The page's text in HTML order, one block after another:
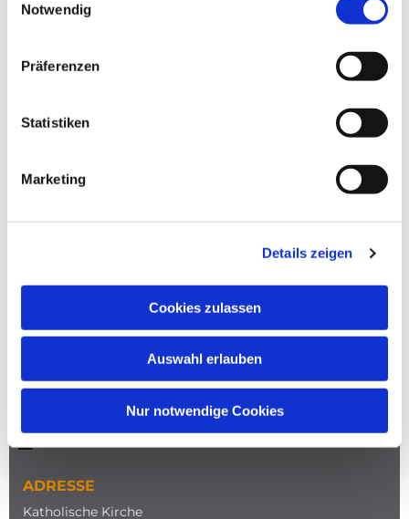
Notwendig
Präferenzen
Statistiken
Marketing
Details zeigen
Cookies zulassen
Auswahl erlauben
Nur notwendige Cookies
ADRESSE
Katholische Kirche